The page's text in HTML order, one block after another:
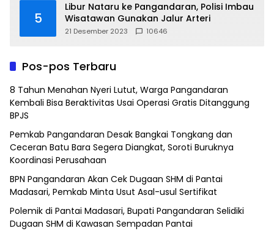
5
Libur Nataru ke Pangandaran, Polisi Imbau
Wisatawan Gunakan Jalur Arteri
21 Desember 2023 10646
Pos-pos Terbaru
8 Tahun Menahan Nyeri Lutut, Warga Pangandaran
Kembali Bisa Beraktivitas Usai Operasi Gratis Ditanggung
BPJS
Pemkab Pangandaran Desak Bangkai Tongkang dan
Ceceran Batu Bara Segera Diangkat, Soroti Buruknya
Koordinasi Perusahaan
BPN Pangandaran Akan Cek Dugaan SHM di Pantai
Madasari, Pemkab Minta Usut Asal-usul Sertifikat
Polemik di Pantai Madasari, Bupati Pangandaran Selidiki
Dugaan SHM di Kawasan Sempadan Pantai